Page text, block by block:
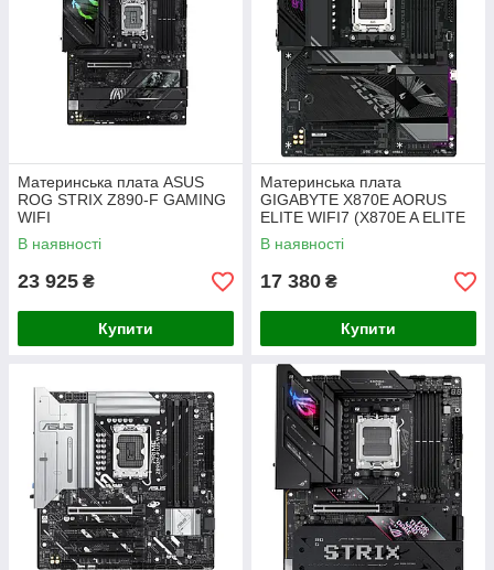
Материнська плата ASUS
ROG STRIX Z890-F GAMING
WIFI
В наявності
23 925 ₴
Купити
Материнська плата
GIGABYTE X870E AORUS
ELITE WIFI7 (X870E A ELITE
WIFI7)
В наявності
17 380 ₴
Купити